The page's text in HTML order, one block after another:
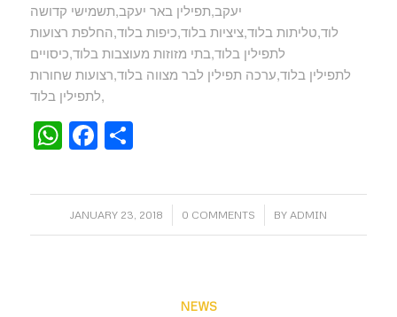
יעקב,תפילין באר יעקב,תשמישי קדושה
לוד,טליתות בלוד,ציציות בלוד,כיפות בלוד,החלפת רצועות
לתפילין בלוד,בתי מזוזות מעוצבות בלוד,כיסויים
לתפילין בלוד,ערכה תפילין לבר מצווה בלוד,רצועות שחורות
לתפילין בלוד,
WhatsApp
Facebook
Share
JANUARY 23, 2018
/ 0 COMMENTS
/ BY ADMIN
NEWS